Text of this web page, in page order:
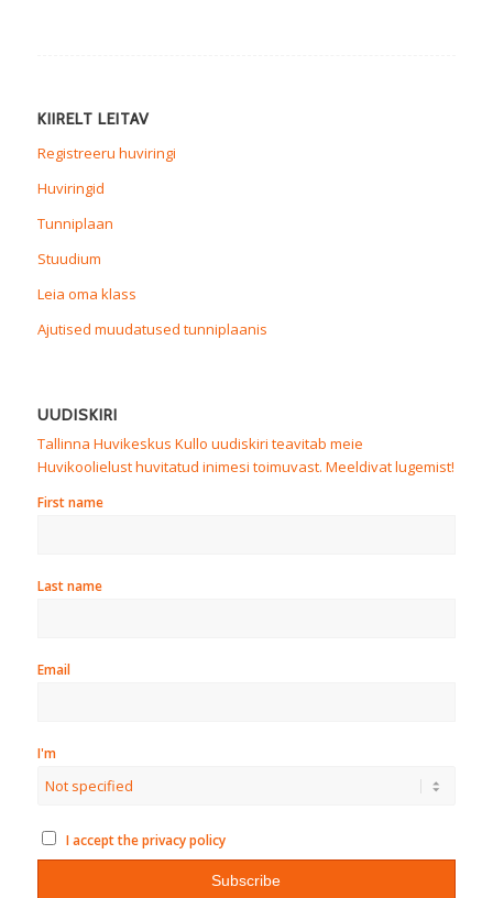
KIIRELT LEITAV
Registreeru huviringi
Huviringid
Tunniplaan
Stuudium
Leia oma klass
Ajutised muudatused tunniplaanis
UUDISKIRI
Tallinna Huvikeskus Kullo uudiskiri teavitab meie
Huvikoolielust huvitatud inimesi toimuvast. Meeldivat lugemist!
First name
Last name
Email
I'm
I accept the privacy policy